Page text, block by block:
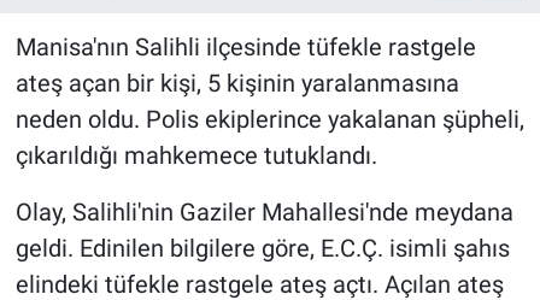
Manisa'nın Salihli ilçesinde tüfekle rastgele
ateş açan bir kişi, 5 kişinin yaralanmasına
neden oldu. Polis ekiplerince yakalanan şüpheli,
çıkarıldığı mahkemece tutuklandı.
Olay, Salihli'nin Gaziler Mahallesi'nde meydana
geldi. Edinilen bilgilere göre, E.C.Ç. isimli şahıs
elindeki tüfekle rastgele ateş açtı. Açılan ateş